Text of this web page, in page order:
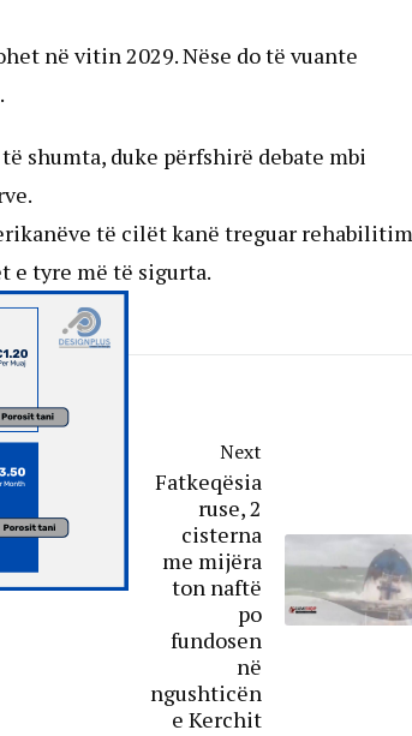
në vitin 2029. Nëse do të vuante
shumta, duke përfshirë debate mbi
të cilët kanë treguar
e tyre më të sigurta.
Next
Fatkeqësia
ruse, 2
cisterna
me mijëra
ton naftë
po
fundosen
në
ngushticën
e Kerchit